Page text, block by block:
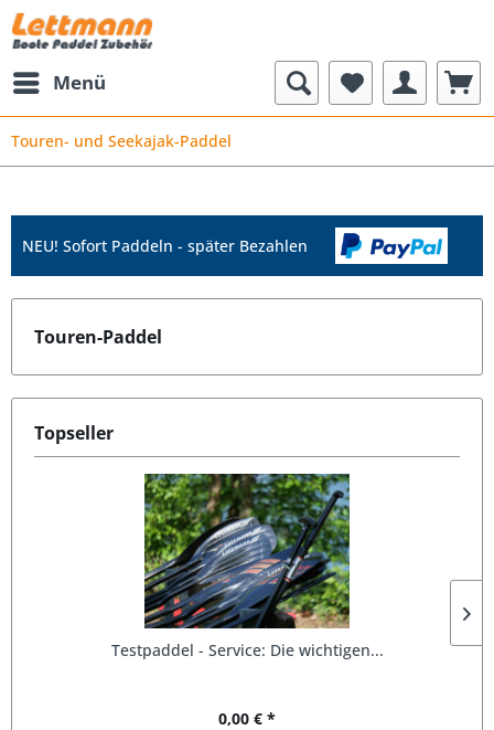
Menü
Touren- und Seekajak-Paddel
NEU! Sofort Paddeln - später Bezahlen
Touren-Paddel
Topseller
Testpaddel - Service: Die wichtigen...
0,00 € *